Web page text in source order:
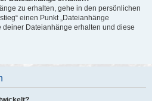
zu erhalten, gehe in den persönlichen
einen Punkt „Dateianhänge
deiner Dateianhänge erhalten und diese